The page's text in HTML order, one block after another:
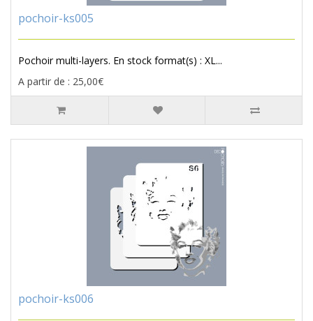
pochoir-ks005
Pochoir multi-layers. En stock format(s) : XL...
A partir de : 25,00€
pochoir-ks006